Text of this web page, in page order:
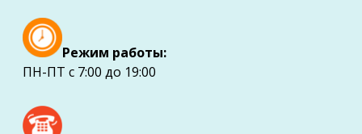
Режим работы:
ПН-ПТ с 7:00 до 19:00